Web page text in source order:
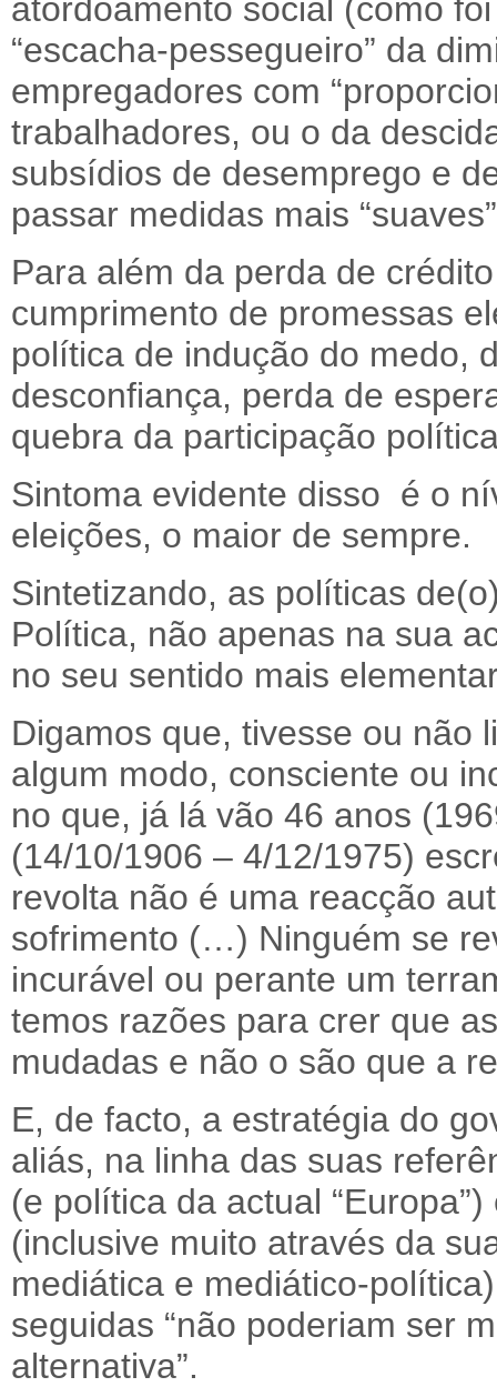
atordoamento social (como
“escacha-pessegueiro” da
empregadores com
trabalhadores, ou o da
subsídios de desemprego e
passar medidas mais
Para além da perda de
cumprimento de promessas
política de indução do medo,
desconfiança, perda de
quebra da participação
Sintoma evidente disso é o
eleições, o maior de sempre.
Sintetizando, as políticas
Política, não apenas na sua
no seu sentido mais
Digamos que, tivesse ou não
algum modo, consciente ou
no que, já lá vão 46 anos
(14/10/1906 – 4/12/1975)
revolta não é uma reacção
sofrimento (…) Ninguém se
incurável ou perante um
temos razões para crer que
mudadas e não o são que a
E, de facto, a estratégia do
aliás, na linha das suas
(e política da actual
(inclusive muito através da
mediática e mediático-
seguidas “não poderiam ser
alternativa”.